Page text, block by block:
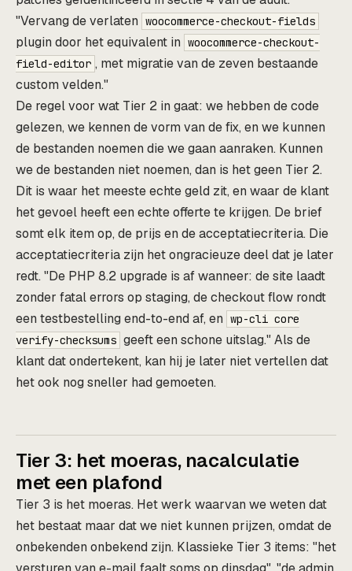
"Vervang de verlaten woocommerce-checkout-fields
plugin door het equivalent in woocommerce-checkout-
field-editor , met migratie van de zeven bestaande
custom velden."
De regel voor wat Tier 2 in gaat: we hebben de code
gelezen, we kennen de vorm van de fix, en we kunnen
de bestanden noemen die we gaan aanraken. Kunnen
we de bestanden niet noemen, dan is het geen Tier 2.
Dit is waar het meeste echte geld zit, en waar de klant
het gevoel heeft een echte offerte te krijgen. De brief
somt elk item op, de prijs en de acceptatiecriteria. Die
acceptatiecriteria zijn het ongracieuze deel dat je later
redt. "De PHP 8.2 upgrade is af wanneer: de site laadt
zonder fatal errors op staging, de checkout flow rondt
een testbestelling end-to-end af, en wp-cli core
verify-checksums geeft een schone uitslag." Als de
klant dat ondertekent, kan hij je later niet vertellen dat
het ook nog sneller had gemoeten.
Tier 3: het moeras, nacalculatie
met een plafond
Tier 3 is het moeras. Het werk waarvan we weten dat
het bestaat maar dat we niet kunnen prijzen, omdat de
onbekenden onbekend zijn. Klassieke Tier 3 items: "het